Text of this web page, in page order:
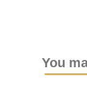
You